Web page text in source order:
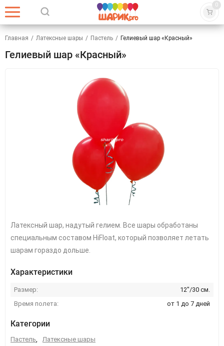
0
Главная / Латексные шары / Пастель / Гелиевый шар «Красный»
Гелиевый шар «Красный»
Латексный шар, надутый гелием. Все шары обработаны
специальным составом HiFloat, который позволяет летать
шарам гораздо дольше.
Характеристики
Размер:
12"/30 см.
Время полета:
от 1 до 7 дней
Категории
Пастель, Латексные шары